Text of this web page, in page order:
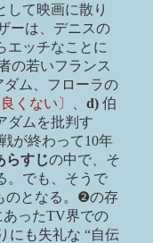
して映画に散り
ーは、デニスの
エッチなことに
の若いフランス
ダム、フローラの
良くない〕 d) 伯
ダムを批判す
が終わって10年
らすじの中で、そ
。でも、そうで
のとなる。❷の存
あったTV界での
にも失礼な “自伝